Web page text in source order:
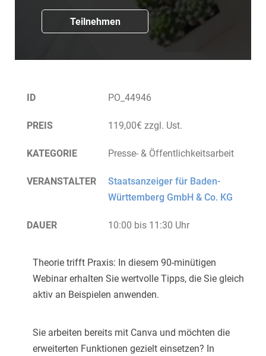
Teilnehmen
ID PO_44946
PREIS 119,00€ zzgl. Ust.
KATEGORIE Presse- & Öffentlichkeitsarbeit
VERANSTALTER
Staatsanzeiger für Baden-
Württemberg GmbH & Co. KG
DAUER 10:00 bis 11:30 Uhr
Theorie trifft Praxis: In diesem 90-minütigen
Webinar erhalten Sie wertvolle Tipps, die Sie gleich
aktiv an Beispielen anwenden.
Sie arbeiten bereits mit Canva und möchten die
erweiterten Funktionen gezielt einsetzen? In